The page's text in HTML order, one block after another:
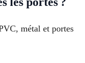
métal et portes